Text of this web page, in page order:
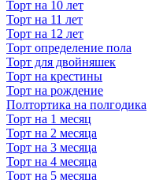
Торт на 10 лет
Торт на 11 лет
Торт на 12 лет
Торт определение пола
Торт для двойняшек
Торт на крестины
Торт на рождение
Полтортика на полгодика
Торт на 1 месяц
Торт на 2 месяца
Торт на 3 месяца
Торт на 4 месяца
Торт на 5 месяца